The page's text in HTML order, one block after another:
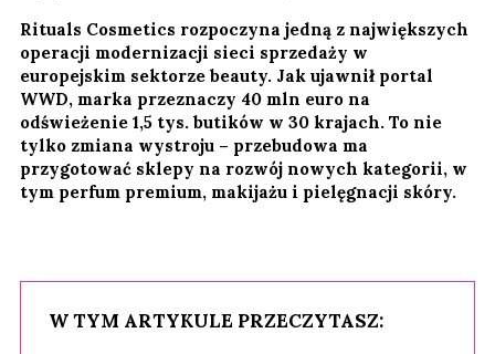
Rituals Cosmetics rozpoczyna jedną z największych
operacji modernizacji sieci sprzedaży w
europejskim sektorze beauty. Jak ujawnił portal
WWD, marka przeznaczy 40 mln euro na
odświeżenie 1,5 tys. butików w 30 krajach. To nie
tylko zmiana wystroju – przebudowa ma
przygotować sklepy na rozwój nowych kategorii, w
tym perfum premium, makijażu i pielęgnacji skóry.
W TYM ARTYKULE PRZECZYTASZ: